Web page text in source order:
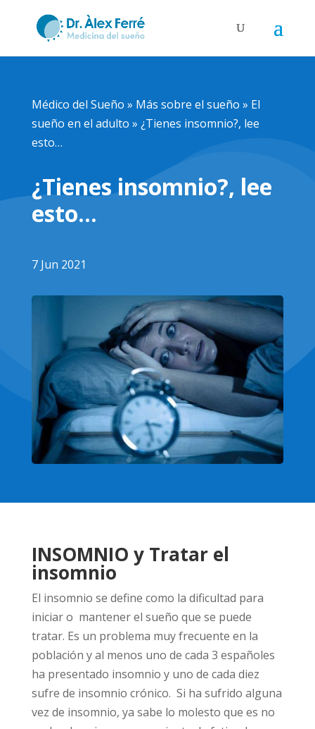
Médico del Sueño » Más sobre el sueño » El
sueño en el adulto » ¿Tienes insomnio?, lee
esto…
¿Tienes insomnio?, lee
esto…
7 Jun 2021
INSOMNIO y Tratar el
insomnio
El insomnio se define como la dificultad para
iniciar o mantener el sueño que se puede
tratar. Es un problema muy frecuente en la
población y al menos uno de cada 3 españoles
ha presentado insomnio y uno de cada diez
sufre de insomnio crónico. Si ha sufrido alguna
vez de insomnio, ya sabe lo molesto que es no